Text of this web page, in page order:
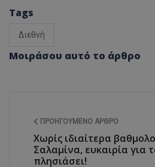
Tags
Διεθνή
Μοιράσου αυτό το άρθρο
ΠΡΟΗΓΟΎΜΕΝΟ ΆΡΘΡΟ
Χωρίς ιδιαίτερα
Σαλαμίνα, ευκαιρία για
πλησιάσει!